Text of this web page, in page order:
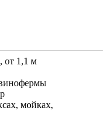
от 1,1 м
мойках,